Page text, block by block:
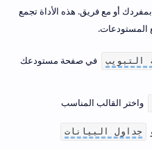
أو مع فريق. هذه الأداة تجمع
المستودعات.
في صفحة مستودعك
واختر القالب المناسب
جداول البيانات